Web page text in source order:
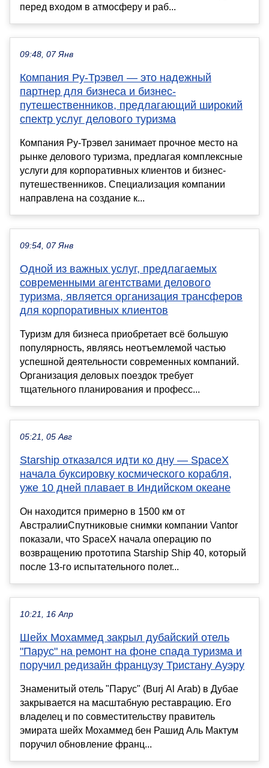
перед входом в атмосферу и раб...
09:48, 07 Янв
Компания Ру-Трэвел — это надежный
партнер для бизнеса и бизнес-
путешественников, предлагающий широкий
спектр услуг делового туризма
Компания Ру-Трэвел занимает прочное место на
рынке делового туризма, предлагая комплексные
услуги для корпоративных клиентов и бизнес-
путешественников. Специализация компании
направлена на создание к...
09:54, 07 Янв
Одной из важных услуг, предлагаемых
современными агентствами делового
туризма, является организация трансферов
для корпоративных клиентов
Туризм для бизнеса приобретает всё большую
популярность, являясь неотъемлемой частью
успешной деятельности современных компаний.
Организация деловых поездок требует
тщательного планирования и професс...
05:21, 05 Авг
Starship отказался идти ко дну — SpaceX
начала буксировку космического корабля,
уже 10 дней плавает в Индийском океане
Он находится примерно в 1500 км от
АвстралииСпутниковые снимки компании Vantor
показали, что SpaceX начала операцию по
возвращению прототипа Starship Ship 40, который
после 13-го испытательного полет...
10:21, 16 Апр
Шейх Мохаммед закрыл дубайский отель
"Парус" на ремонт на фоне спада туризма и
поручил редизайн французу Тристану Ауэру
Знаменитый отель "Парус" (Burj Al Arab) в Дубае
закрывается на масштабную реставрацию. Его
владелец и по совместительству правитель
эмирата шейх Мохаммед бен Рашид Аль Мактум
поручил обновление франц...